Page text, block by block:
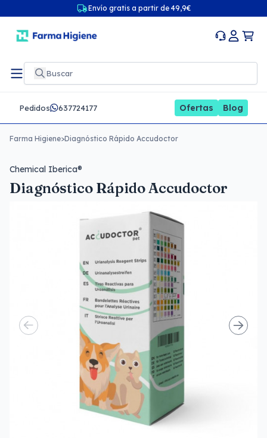
Envío gratis a partir de 49,9€
Pedidos 637724177 Ofertas Blog
Farma Higiene>Diagnóstico Rápido Accudoctor
Chemical Iberica®
Diagnóstico Rápido Accudoctor